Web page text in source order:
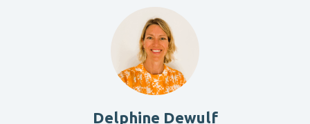
Delphine Dewulf